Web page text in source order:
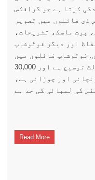
کرتا ہے جو گرافکس
ڈی فائلوں میں تصویر
پرت ماسک، تشریحات،
اور دیگر فوٹوشاپ
فوٹوشاپ فائلوں میں
پی ایس ڈی کے طور پر ڈیفالٹ توسیع ہے اور 30,000
اور چوڑائی ہے،
Read More